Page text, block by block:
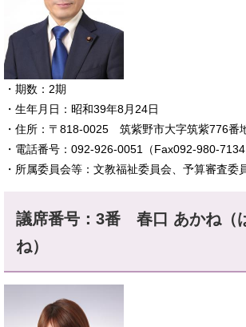
​・期数：2期
・生年月日：昭和39年8月24日
・住所：〒818-0025 筑紫野市大字筑紫776番
・電話番号：092-926-0051（Fax092-980-7134
・所属委員会等：文教福祉委員会、予算審査委
議席番号：3番 春口 あかね（
ね）